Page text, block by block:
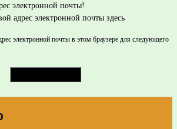
электронной почты!
адрес электронной почты здесь
электронной почты в этом браузере для следующего